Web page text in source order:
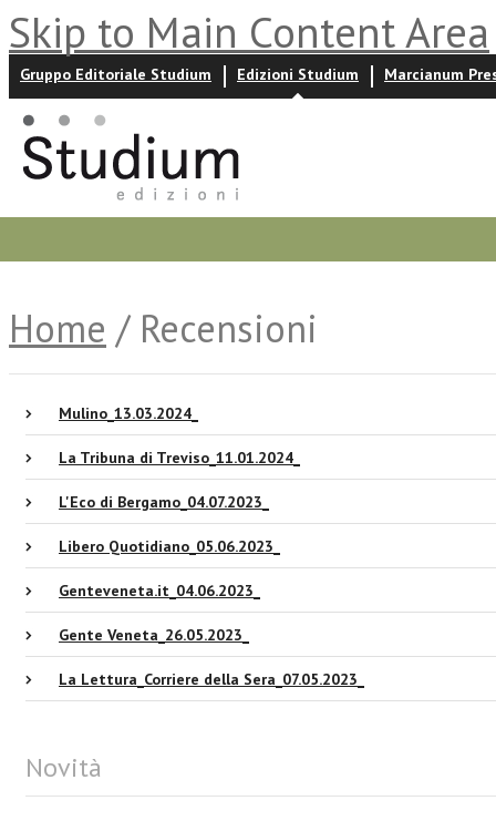
Skip to Main Content Area
Gruppo Editoriale Studium Edizioni Studium Marcianum
Home / Recensioni
Mulino_13.03.2024_
La Tribuna di Treviso_11.01.2024_
L'Eco di Bergamo_04.07.2023_
Libero Quotidiano_05.06.2023_
Genteveneta.it_04.06.2023_
Gente Veneta_26.05.2023_
La Lettura_Corriere della Sera_07.05.2023_
Novità